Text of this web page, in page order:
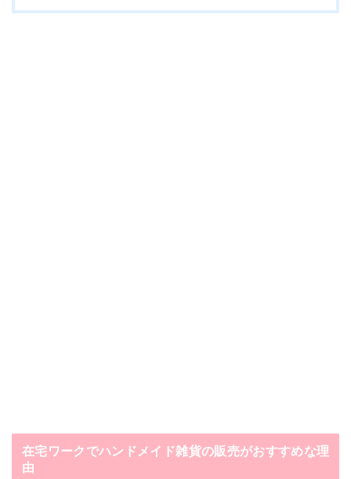
在宅ワークでハンドメイド雑貨の販売がおすすめな理
由